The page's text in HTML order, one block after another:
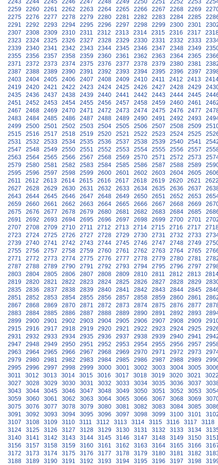
2243
2244 2245 2246 2247 2248 2249 2250 2251 2252 2253
2259
2260 2261 2262 2263 2264 2265 2266 2267 2268 2269
2275
2276 2277 2278 2279 2280 2281 2282 2283 2284 2285
2291
2292 2293 2294 2295 2296 2297 2298 2299 2300 2301
2307
2308 2309 2310 2311 2312 2313 2314 2315 2316 2317
2323
2324 2325 2326 2327 2328 2329 2330 2331 2332 2333
2339
2340 2341 2342 2343 2344 2345 2346 2347 2348 2349
2355
2356 2357 2358 2359 2360 2361 2362 2363 2364 2365
2371
2372 2373 2374 2375 2376 2377 2378 2379 2380 2381
2387
2388 2389 2390 2391 2392 2393 2394 2395 2396 2397
2403
2404 2405 2406 2407 2408 2409 2410 2411 2412 2413
2419
2420 2421 2422 2423 2424 2425 2426 2427 2428 2429
2435
2436 2437 2438 2439 2440 2441 2442 2443 2444 2445
2451
2452 2453 2454 2455 2456 2457 2458 2459 2460 2461
2467
2468 2469 2470 2471 2472 2473 2474 2475 2476 2477
2483
2484 2485 2486 2487 2488 2489 2490 2491 2492 2493
2499
2500 2501 2502 2503 2504 2505 2506 2507 2508 2509
2515
2516 2517 2518 2519 2520 2521 2522 2523 2524 2525
2531
2532 2533 2534 2535 2536 2537 2538 2539 2540 2541
2547
2548 2549 2550 2551 2552 2553 2554 2555 2556 2557
2563
2564 2565 2566 2567 2568 2569 2570 2571 2572 2573
2579
2580 2581 2582 2583 2584 2585 2586 2587 2588 2589
2595
2596 2597 2598 2599 2600 2601 2602 2603 2604 2605
2611
2612 2613 2614 2615 2616 2617 2618 2619 2620 2621
2627
2628 2629 2630 2631 2632 2633 2634 2635 2636 2637
2643
2644 2645 2646 2647 2648 2649 2650 2651 2652 2653
2659
2660 2661 2662 2663 2664 2665 2666 2667 2668 2669
2675
2676 2677 2678 2679 2680 2681 2682 2683 2684 2685
2691
2692 2693 2694 2695 2696 2697 2698 2699 2700 2701
2707
2708 2709 2710 2711 2712 2713 2714 2715 2716 2717
2723
2724 2725 2726 2727 2728 2729 2730 2731 2732 2733
2739
2740 2741 2742 2743 2744 2745 2746 2747 2748 2749
2755
2756 2757 2758 2759 2760 2761 2762 2763 2764 2765
2771
2772 2773 2774 2775 2776 2777 2778 2779 2780 2781
2787
2788 2789 2790 2791 2792 2793 2794 2795 2796 2797
2803
2804 2805 2806 2807 2808 2809 2810 2811 2812 2813
2819
2820 2821 2822 2823 2824 2825 2826 2827 2828 2829
2835
2836 2837 2838 2839 2840 2841 2842 2843 2844 2845
2851
2852 2853 2854 2855 2856 2857 2858 2859 2860 2861
2867
2868 2869 2870 2871 2872 2873 2874 2875 2876 2877
2883
2884 2885 2886 2887 2888 2889 2890 2891 2892 2893
2899
2900 2901 2902 2903 2904 2905 2906 2907 2908 2909
2915
2916 2917 2918 2919 2920 2921 2922 2923 2924 2925
2931
2932 2933 2934 2935 2936 2937 2938 2939 2940 2941
2947
2948 2949 2950 2951 2952 2953 2954 2955 2956 2957
2963
2964 2965 2966 2967 2968 2969 2970 2971 2972 2973
2979
2980 2981 2982 2983 2984 2985 2986 2987 2988 2989
2995
2996 2997 2998 2999 3000 3001 3002 3003 3004 3005
3011
3012 3013 3014 3015 3016 3017 3018 3019 3020 3021
3027
3028 3029 3030 3031 3032 3033 3034 3035 3036 3037
3043
3044 3045 3046 3047 3048 3049 3050 3051 3052 3053
3059
3060 3061 3062 3063 3064 3065 3066 3067 3068 3069
3075
3076 3077 3078 3079 3080 3081 3082 3083 3084 3085
3091
3092 3093 3094 3095 3096 3097 3098 3099 3100 3101
3107
3108 3109 3110 3111 3112 3113 3114 3115 3116 3117
3118
3124
3125 3126 3127 3128 3129 3130 3131 3132 3133 3134
3140
3141 3142 3143 3144 3145 3146 3147 3148 3149 3150
3156
3157 3158 3159 3160 3161 3162 3163 3164 3165 3166
3172
3173 3174 3175 3176 3177 3178 3179 3180 3181 3182
3188
3189 3190 3191 3192 3193 3194 3195 3196 3197 3198